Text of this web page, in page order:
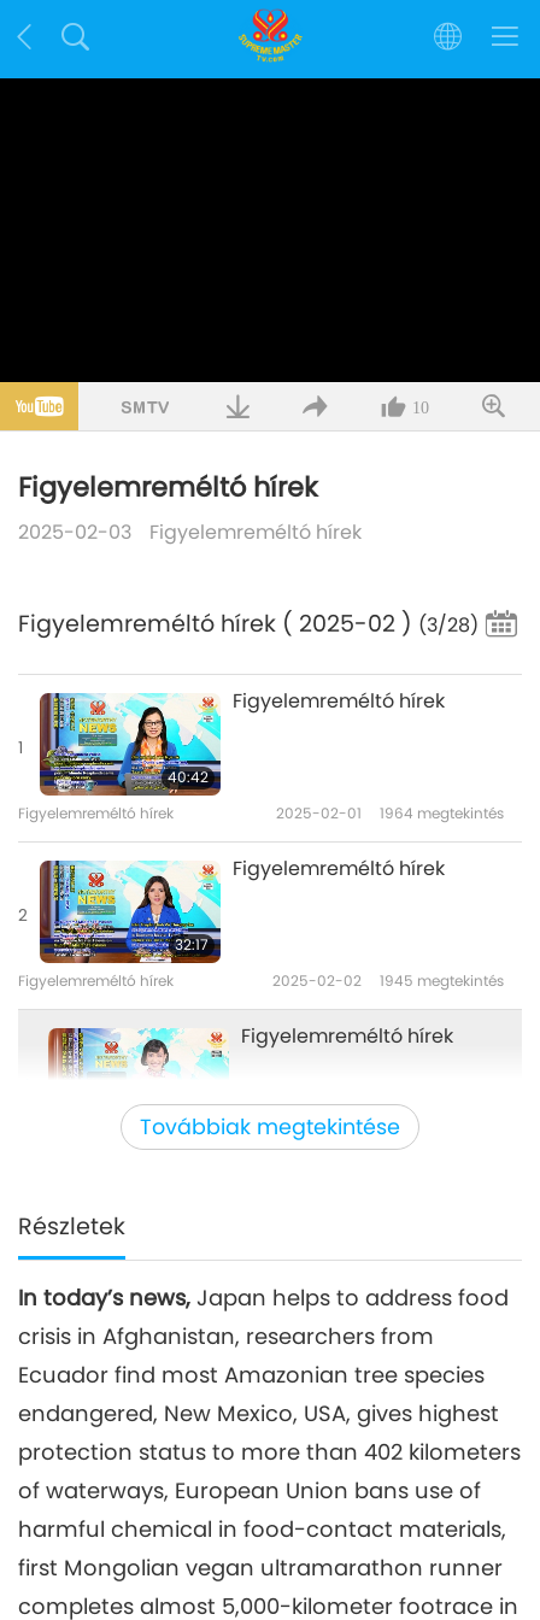
10
Figyelemreméltó hírek
2025-02-03 Figyelemreméltó hírek
Továbbiak megtekintése
Figyelemreméltó hírek ( 2025-02 ) (3/28)
1
40:42
Figyelemreméltó hírek
Figyelemreméltó hírek 2025-02-01 1964 megtekintés
2
32:17
Figyelemreméltó hírek
Figyelemreméltó hírek 2025-02-02 1945 megtekintés
33:29
Figyelemreméltó hírek
Figyelemreméltó hírek 2025-02-03 1867megtekintés
4
Figyelemreméltó hírek 2025-02-04
5
41:17
Figyelemreméltó hírek
Figyelemreméltó hírek 2025-02-05 1841 megtekintés
39:12
Figyelemreméltó hírek
Részletek
In today’s news, Japan helps to address food
crisis in Afghanistan, researchers from
Ecuador find most Amazonian tree species
endangered, New Mexico, USA, gives highest
protection status to more than 402 kilometers
of waterways, European Union bans use of
harmful chemical in food-contact materials,
first Mongolian vegan ultramarathon runner
completes almost 5,000-kilometer footrace in